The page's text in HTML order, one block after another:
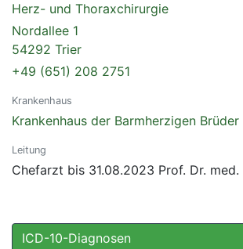
Herz- und Thoraxchirurgie
Nordallee 1
54292 Trier
+49 (651) 208 2751
Krankenhaus
Krankenhaus der Barmherzigen Brüder
Leitung
Chefarzt bis 31.08.2023 Prof. Dr.
ICD-10-Diagnosen